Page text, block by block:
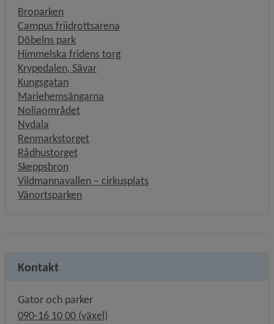
Broparken
Campus friidrottsarena
Döbelns park
Himmelska fridens torg
Krypedalen, Sävar
Kungsgatan
Mariehemsängarna
Noliaområdet
Nydala
Renmarkstorget
Rådhustorget
Skeppsbron
Vildmannavallen – cirkusplats
Vänortsparken
Kontakt
Gator och parker
090-16 10 00 (växel)